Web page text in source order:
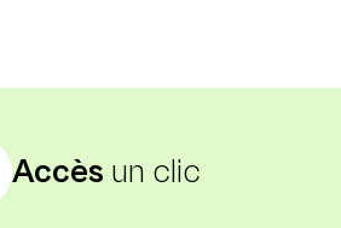
Accès un clic